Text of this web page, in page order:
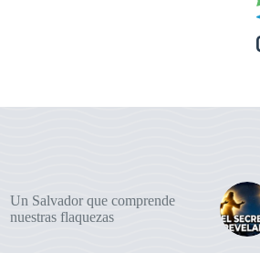
Un Salvador que comprende
nuestras flaquezas